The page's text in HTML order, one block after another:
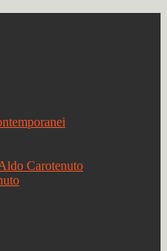
Carotenuto